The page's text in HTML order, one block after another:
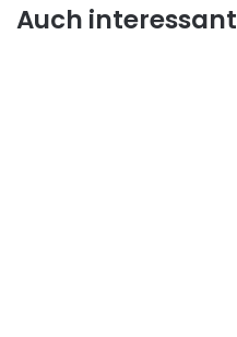
Auch interessant